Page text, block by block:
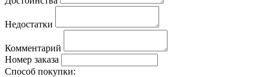
Недостатки
Комментарий
Номер заказа
Способ покупки: